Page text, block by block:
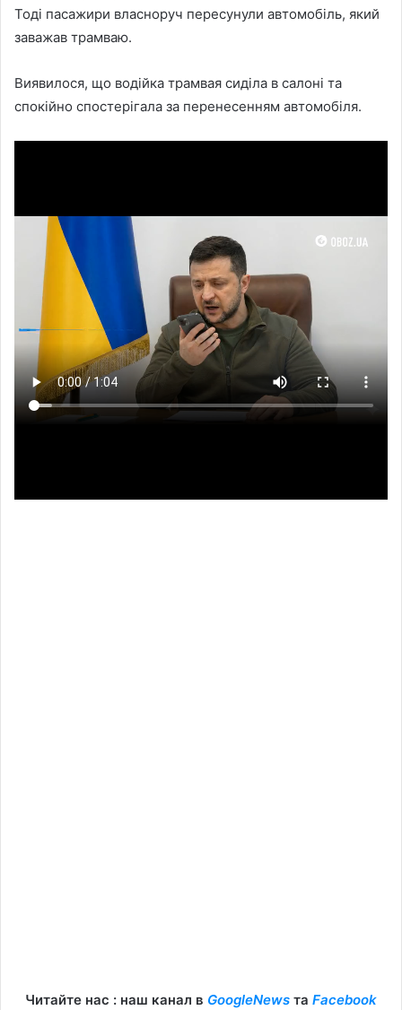
Тоді пасажири власноруч пересунули автомобіль, який
заважав трамваю.
Виявилося, що водійка трамвая сиділа в салоні та
спокійно спостерігала за перенесенням автомобіля.
Читайте нас : наш канал в GoogleNews та Facebook